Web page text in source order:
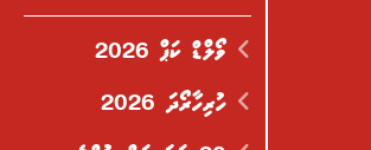
ވޯލްޑް ކަޕް 2026
ހުރިހާރޯދަ 2026